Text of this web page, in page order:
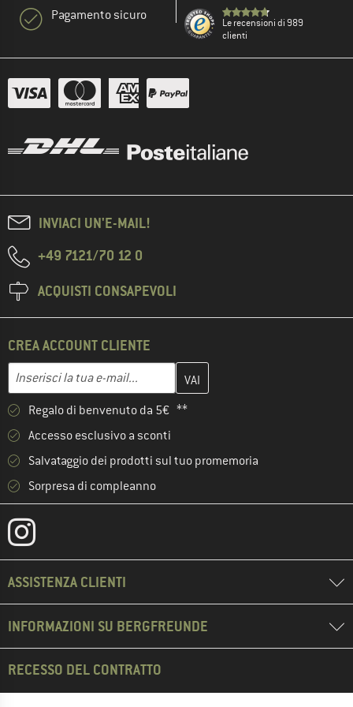
Pagamento sicuro
Le recensioni di 989
clienti
INVIACI UN'E-MAIL!
+49 7121/70 12 0
ACQUISTI CONSAPEVOLI
CREA ACCOUNT CLIENTE
Indirizzo e-mail
Inserisci qui il tuo indirizzo e-mail e crea il tuo account cliente
Regalo di benvenuto da 5€ **
Accesso esclusivo a sconti
Salvataggio dei prodotti sul tuo promemoria
Sorpresa di compleanno
ASSISTENZA CLIENTI
INFORMAZIONI SU BERGFREUNDE
RECESSO DEL CONTRATTO